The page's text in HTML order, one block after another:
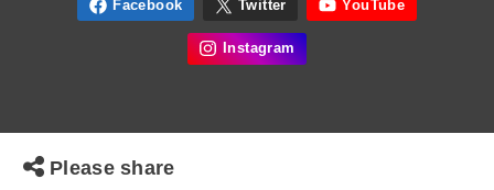
Please share